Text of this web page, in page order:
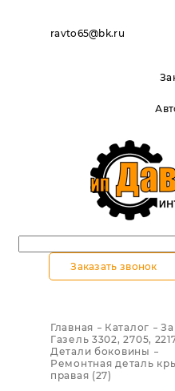
ravto65@bk.ru
Заказать звонок
Главная Каталог
Газель 3302, 2705,
Детали боковины
Ремонтная деталь
правая (27)